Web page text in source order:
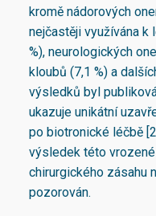
kromě nádorových
nejčastěji využívána k
%), neurologických
kloubů (7,1 %) a
výsledků byl
ukazuje unikátní
po biotronické léčbě
výsledek této
chirurgického zásahu
pozorován.